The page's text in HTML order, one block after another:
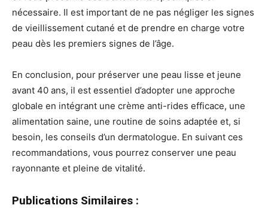
nécessaire. Il est important de ne pas négliger les signes
de vieillissement cutané et de prendre en charge votre
peau dès les premiers signes de l’âge.
En conclusion, pour préserver une peau lisse et jeune
avant 40 ans, il est essentiel d’adopter une approche
globale en intégrant une crème anti-rides efficace, une
alimentation saine, une routine de soins adaptée et, si
besoin, les conseils d’un dermatologue. En suivant ces
recommandations, vous pourrez conserver une peau
rayonnante et pleine de vitalité.
Publications Similaires :